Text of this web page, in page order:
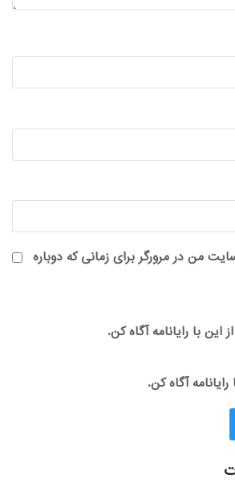
من در مرورگر برای زمانی که دوباره
با رایانامه آگاه کن.
آگاه کن.